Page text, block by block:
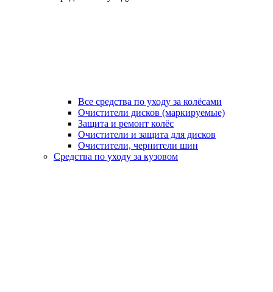
Все средства по уходу за колёсами
Очистители дисков (маркируемые)
Защита и ремонт колёс
Очистители и защита для дисков
Очистители, чернители шин
Средства по уходу за кузовом